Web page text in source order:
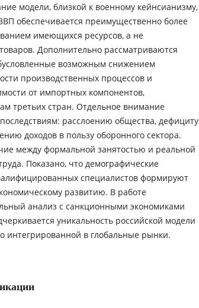
модели, близкой к военному кейнсианизму,
обеспечивается преимущественно более
имеющихся ресурсов, а не
Дополнительно рассматриваются
возможным снижением
производственных процессов и
от импортных компонентов,
третьих стран. Отдельное внимание
расслоению общества, дефициту
доходов в пользу оборонного сектора.
между формальной занятостью и реальной
Показано, что демографические
специалистов формируют
развитию. В работе
анализ с санкционными экономиками
уникальность российской модели
интегрированной в глобальные рынки.